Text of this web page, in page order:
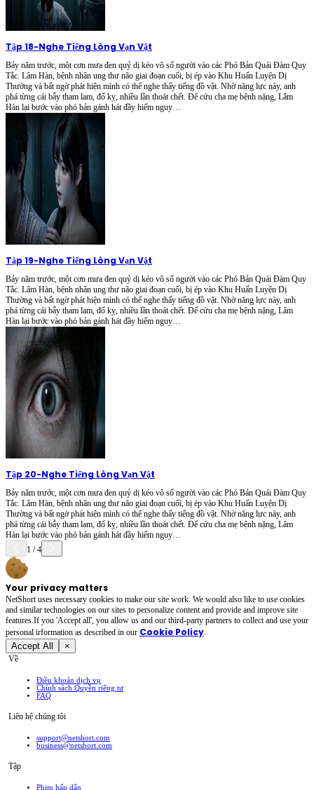
Tập 18-Nghe Tiếng Lòng Vạn Vật
Bảy năm trước, một cơn mưa đen quỷ dị kéo vô số người vào các Phó Bản Quái Đàm Quy
Tắc. Lâm Hàn, bệnh nhân ung thư não giai đoạn cuối, bị ép vào Khu Huấn Luyện Dị
Thường và bất ngờ phát hiện mình có thể nghe thấy tiếng đồ vật. Nhờ năng lực này, anh
phá từng cái bẫy tham lam, đố kỵ, nhiều lần thoát chết. Để cứu cha mẹ bệnh nặng, Lâm
Hàn lại bước vào phó bản gánh hát đầy hiểm nguy…
Tập 19-Nghe Tiếng Lòng Vạn Vật
Bảy năm trước, một cơn mưa đen quỷ dị kéo vô số người vào các Phó Bản Quái Đàm Quy
Tắc. Lâm Hàn, bệnh nhân ung thư não giai đoạn cuối, bị ép vào Khu Huấn Luyện Dị
Thường và bất ngờ phát hiện mình có thể nghe thấy tiếng đồ vật. Nhờ năng lực này, anh
phá từng cái bẫy tham lam, đố kỵ, nhiều lần thoát chết. Để cứu cha mẹ bệnh nặng, Lâm
Hàn lại bước vào phó bản gánh hát đầy hiểm nguy…
Tập 20-Nghe Tiếng Lòng Vạn Vật
Bảy năm trước, một cơn mưa đen quỷ dị kéo vô số người vào các Phó Bản Quái Đàm Quy
Tắc. Lâm Hàn, bệnh nhân ung thư não giai đoạn cuối, bị ép vào Khu Huấn Luyện Dị
Thường và bất ngờ phát hiện mình có thể nghe thấy tiếng đồ vật. Nhờ năng lực này, anh
phá từng cái bẫy tham lam, đố kỵ, nhiều lần thoát chết. Để cứu cha mẹ bệnh nặng, Lâm
Hàn lại bước vào phó bản gánh hát đầy hiểm nguy…
1 /4
Your privacy matters
NetShort uses necessary cookies to make our site work. We would also like to use cookies
and similar technologies on our sites to personalize content and provide and improve site
features.If you 'Accept all', you allow us and our third-party partners to collect and use your
personal irformation as described in our Cookie Policy.
Accept All ×
Về
Điều khoản dịch vụ
Chính sách Quyền riêng tư
FAQ
Liên hệ chúng tôi
support@netshort.com
business@netshort.com
Tập
Phim hấp dẫn